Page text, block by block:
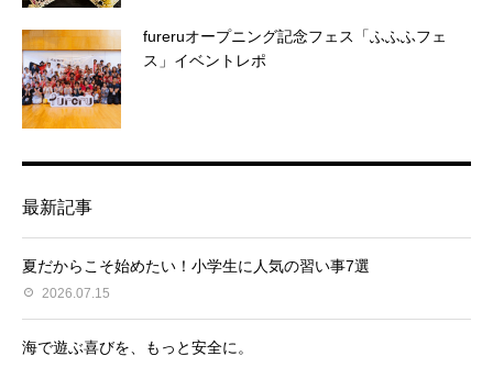
fureruオープニング記念フェス「ふふふフェ
ス」イベントレポ
最新記事
夏だからこそ始めたい！小学生に人気の習い事7選
2026.07.15
海で遊ぶ喜びを、もっと安全に。